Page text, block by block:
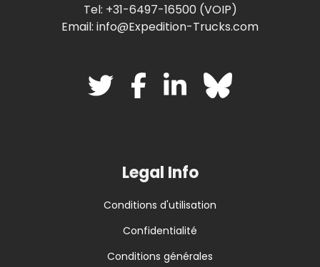
Tel: +31-6497-16500 (VOIP)
Email: info@Expedition-Trucks.com
Legal Info
Conditions d'utilisation
Confidentialité
Conditions générales